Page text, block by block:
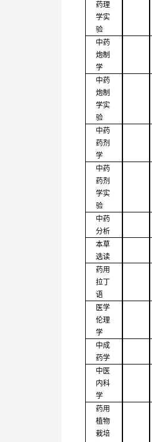
药理
学实
验
中药
炮制
学
中药
炮制
学实
验
中药
药剂
学
中药
药剂
学实
验
中药
分析
本草
选读
药用
拉丁
语
医学
伦理
学
中成
药学
中医
内科
学
药用
植物
栽培